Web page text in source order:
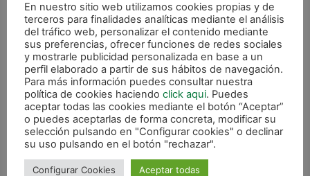
habido buenos equipos de nuestro deporte”.
En nuestro sitio web utilizamos cookies propias y de
terceros para finalidades analíticas mediante el análisis
del tráfico web, personalizar el contenido mediante
sus preferencias, ofrecer funciones de redes sociales
y mostrarle publicidad personalizada en base a un
perfil elaborado a partir de sus hábitos de navegación.
Para más información puedes consultar nuestra
política de cookies haciendo click aqui. Puedes
aceptar todas las cookies mediante el botón “Aceptar”
o puedes aceptarlas de forma concreta, modificar su
selección pulsando en "Configurar cookies" o declinar
su uso pulsando en el botón "rechazar".
Configurar Cookies Aceptar todas